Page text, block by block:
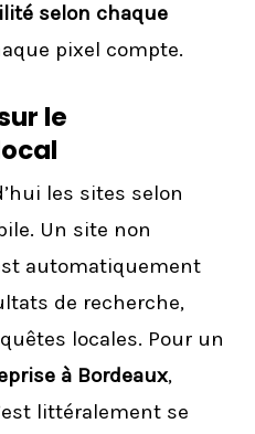
selon chaque
pixel compte.
le
les sites selon
Un site non
automatiquement
de recherche,
locales. Pour un
à Bordeaux,
littéralement se